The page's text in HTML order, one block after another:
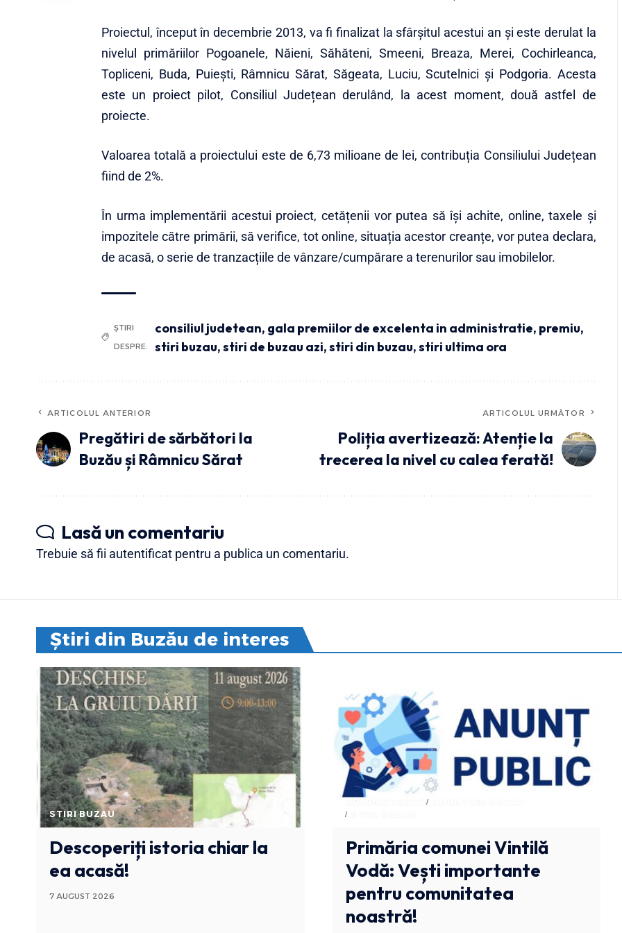
Proiectul, început în decembrie 2013, va fi finalizat la sfârșitul acestui an și este derulat la
nivelul primăriilor Pogoanele, Năieni, Săhăteni, Smeeni, Breaza, Merei, Cochirleanca,
Topliceni, Buda, Puiești, Râmnicu Sărat, Săgeata, Luciu, Scutelnici și Podgoria. Acesta
este un proiect pilot, Consiliul Județean derulând, la acest moment, două astfel de
proiecte.
Valoarea totală a proiectului este de 6,73 milioane de lei, contribuția Consiliului Județean
fiind de 2%.
În urma implementării acestui proiect, cetățenii vor putea să își achite, online, taxele și
impozitele către primării, să verifice, tot online, situația acestor creanțe, vor putea declara,
de acasă, o serie de tranzacțiile de vânzare/cumpărare a terenurilor sau imobilelor.
ȘTIRI
DESPRE:
consiliul judetean, gala premiilor de excelenta in administratie, premiu,
stiri buzau,stiri de buzau azi,stiri din buzau,stiri ultima ora
ARTICOLUL ANTERIOR
Pregătiri de sărbători la
Buzău și Râmnicu Sărat
ARTICOLUL URMĂTOR
Poliția avertizează: Atenție la
trecerea la nivel cu calea ferată!
Lasă un comentariu
Trebuie să fii autentificat pentru a publica un comentariu.
Știri din Buzău de interes
STIRI BUZAU
Descoperiți istoria chiar la
ea acasă!
7 AUGUST 2026
ADMINISTRATIV
Primăria comunei Vintilă
Vodă: Vești importante
pentru comunitatea
noastră!